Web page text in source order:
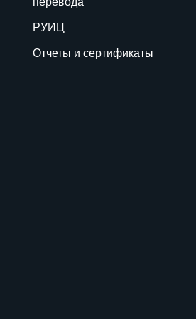
РУИЦ
Отчеты и сертификаты